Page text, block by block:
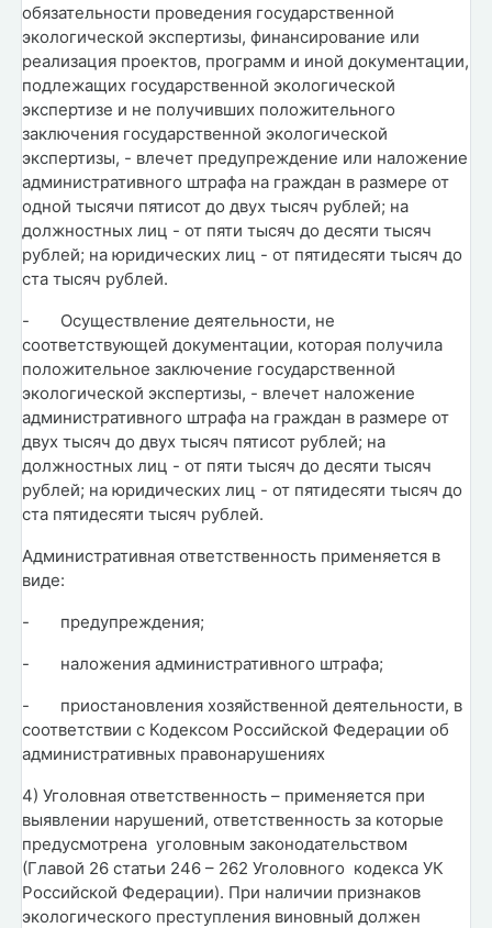
обязательности проведения государственной
экологической экспертизы, финансирование или
реализация проектов, программ и иной документации,
подлежащих государственной экологической
экспертизе и не получивших положительного
заключения государственной экологической
экспертизы, - влечет предупреждение или наложение
административного штрафа на граждан в размере от
одной тысячи пятисот до двух тысяч рублей; на
должностных лиц - от пяти тысяч до десяти тысяч
рублей; на юридических лиц - от пятидесяти тысяч до
ста тысяч рублей.
- Осуществление деятельности, не
соответствующей документации, которая получила
положительное заключение государственной
экологической экспертизы, - влечет наложение
административного штрафа на граждан в размере от
двух тысяч до двух тысяч пятисот рублей; на
должностных лиц - от пяти тысяч до десяти тысяч
рублей; на юридических лиц - от пятидесяти тысяч до
ста пятидесяти тысяч рублей.
Административная ответственность применяется в
виде:
- предупреждения;
- наложения административного штрафа;
- приостановления хозяйственной деятельности, в
соответствии с Кодексом Российской Федерации об
административных правонарушениях
4) Уголовная ответственность – применяется при
выявлении нарушений, ответственность за которые
предусмотрена уголовным законодательством
(Главой 26 статьи 246 – 262 Уголовного кодекса УК
Российской Федерации). При наличии признаков
экологического преступления виновный должен